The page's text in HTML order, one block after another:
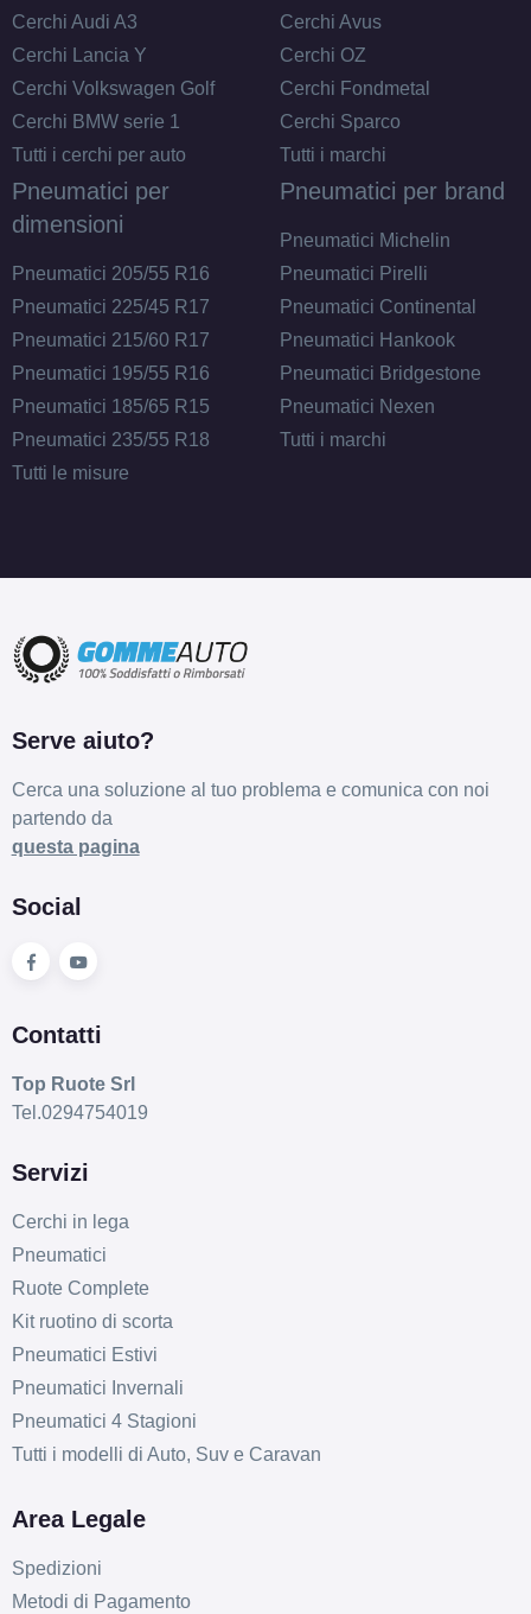
Cerchi Audi A3
Cerchi Lancia Y
Cerchi Volkswagen Golf
Cerchi BMW serie 1
Tutti i cerchi per auto
Cerchi Avus
Cerchi OZ
Cerchi Fondmetal
Cerchi Sparco
Tutti i marchi
Pneumatici per
dimensioni
Pneumatici 205/55 R16
Pneumatici 225/45 R17
Pneumatici 215/60 R17
Pneumatici 195/55 R16
Pneumatici 185/65 R15
Pneumatici 235/55 R18
Tutti le misure
Pneumatici per brand
Pneumatici Michelin
Pneumatici Pirelli
Pneumatici Continental
Pneumatici Hankook
Pneumatici Bridgestone
Pneumatici Nexen
Tutti i marchi
Serve aiuto?
Cerca una soluzione al tuo problema e comunica con noi
partendo da
questa pagina
Social
Contatti
Top Ruote Srl
Tel.0294754019
Servizi
Cerchi in lega
Pneumatici
Ruote Complete
Kit ruotino di scorta
Pneumatici Estivi
Pneumatici Invernali
Pneumatici 4 Stagioni
Tutti i modelli di Auto, Suv e Caravan
Area Legale
Spedizioni
Metodi di Pagamento